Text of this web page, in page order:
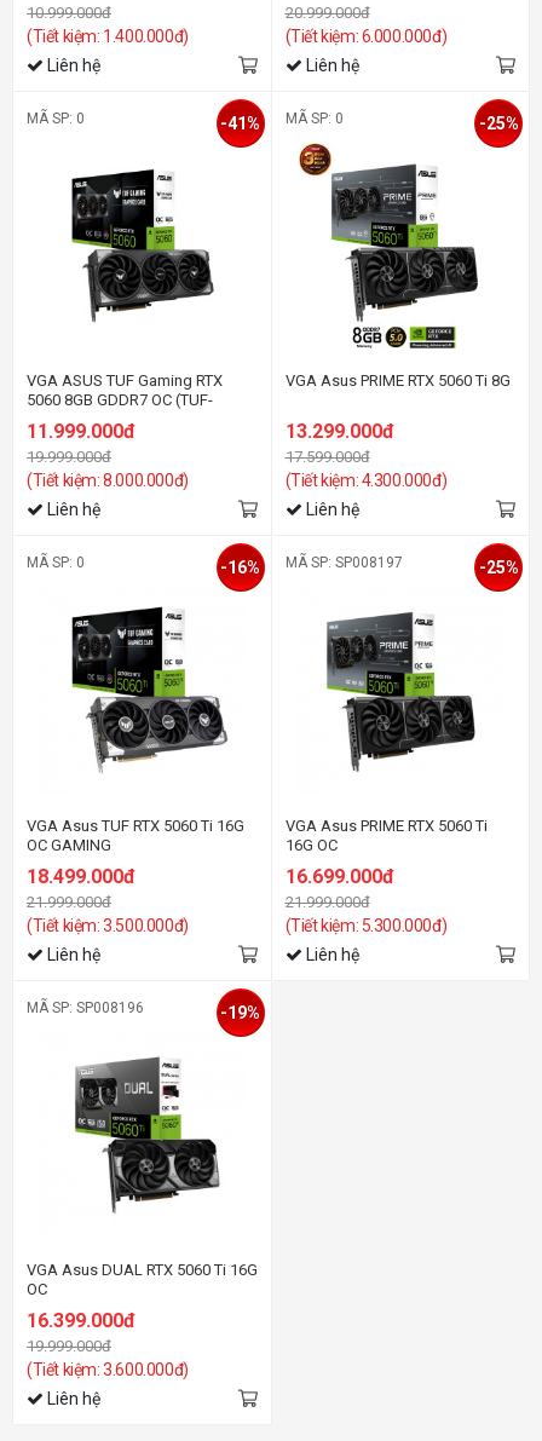
10.999.000đ
(Tiết kiệm: 1.400.000đ)
Liên hệ
20.999.000đ
(Tiết kiệm: 6.000.000đ)
Liên hệ
MÃ SP: 0
VGA ASUS TUF Gaming RTX
5060 8GB GDDR7 OC (TUF-
RTX5060-O8G-GAMING)
11.999.000đ
19.999.000đ
(Tiết kiệm: 8.000.000đ)
-41%
Liên hệ
MÃ SP: 0
VGA Asus PRIME RTX 5060 Ti 8G
13.299.000đ
17.599.000đ
(Tiết kiệm: 4.300.000đ)
-25%
Liên hệ
MÃ SP: 0
VGA Asus TUF RTX 5060 Ti 16G
OC GAMING
18.499.000đ
21.999.000đ
(Tiết kiệm: 3.500.000đ)
-16%
Liên hệ
MÃ SP: SP008197
VGA Asus PRIME RTX 5060 Ti
16G OC
16.699.000đ
21.999.000đ
(Tiết kiệm: 5.300.000đ)
-25%
Liên hệ
MÃ SP: SP008196
VGA Asus DUAL RTX 5060 Ti 16G
OC
16.399.000đ
19.999.000đ
(Tiết kiệm: 3.600.000đ)
-19%
Liên hệ